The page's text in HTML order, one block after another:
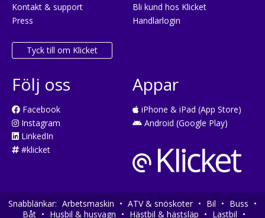
Kontakt & support
Press
Tyck till om Klicket
Bli kund hos Klicket
Handlarlogin
Följ oss
Facebook
Instagram
LinkedIn
#klicket
Appar
iPhone & iPad (App Store)
Android (Google Play)
Snabblänkar: Arbetsmaskin • ATV & snöskoter • Bil • Buss •
Båt • Husbil & husvagn • Hästbil & hästsläp • Lastbil •